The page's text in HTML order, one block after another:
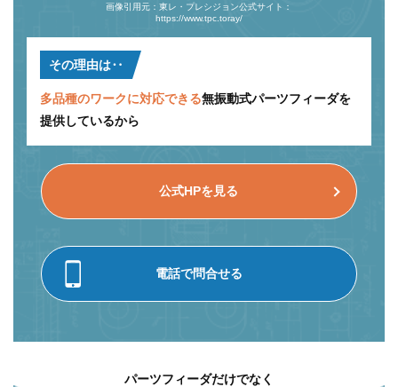
画像引用元：東レ・プレシジョン公式サイト：
https://www.tpc.toray/
その理由は‥
多品種のワークに対応できる無振動式パーツフィーダを
提供しているから
公式HPを見る
電話で問合せる
パーツフィーダだけでなく